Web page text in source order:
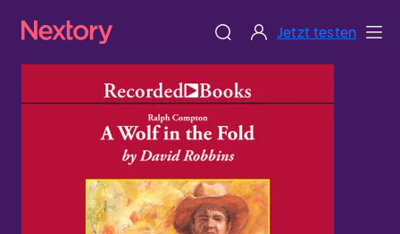
Jetzt testen